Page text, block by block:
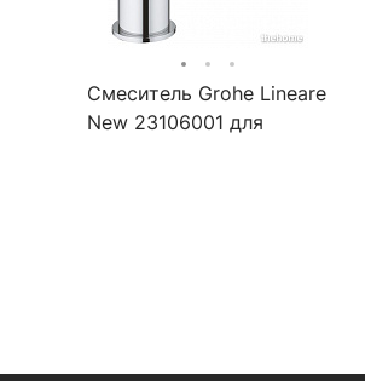
Смеситель Grohe Lineare
New 23106001 для